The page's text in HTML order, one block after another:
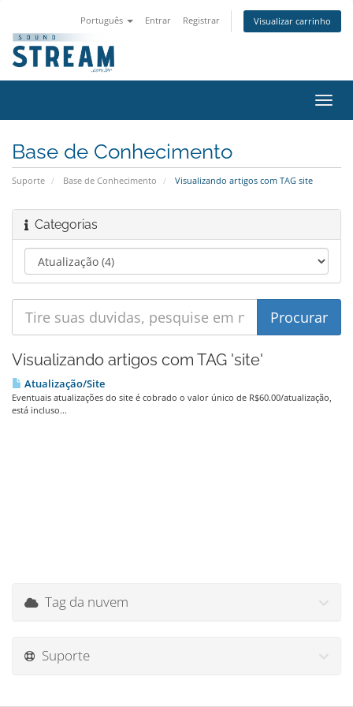
Português Entrar Registrar Visualizar carrinho
Base de Conhecimento
Suporte Base de Conhecimento Visualizando artigos com TAG site
Categorias
Visualizando artigos com TAG 'site'
Atualização/Site
Eventuais atualizações do site é cobrado o valor único de R$60.00/atualização,
está incluso...
Tag da nuvem
Suporte